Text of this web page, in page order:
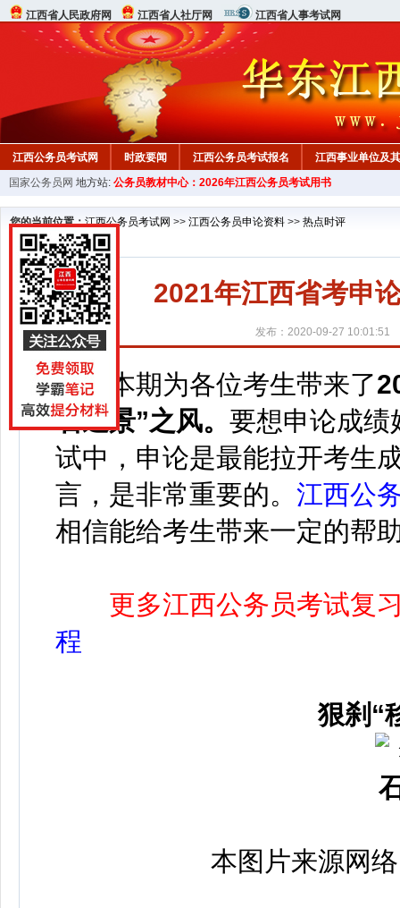
江西省人民政府网 江西省人社厅网 江西省人事考试网
江西公务员考试网 时政要闻 江西公务员考试报名 江西事业单位及
行测真题 在线咨询 教材中心
国家公务员网 地方站: 公务员教材中心：2026年江西公务员考试用书
您的当前位置：江西公务员考试网 >> 江西公务员申论资料 >> 热点时评
2021年江西省考申
发布：2020-09-27 10:01:51
本期为各位考生带来了
石造景”之风。 要想申论成绩
试中，申论是最能拉开考生
言，是非常重要的。 江西公
相信能给考生带来一定的帮
更多江西公务员考试复
程
狠刹“
本图片来源网